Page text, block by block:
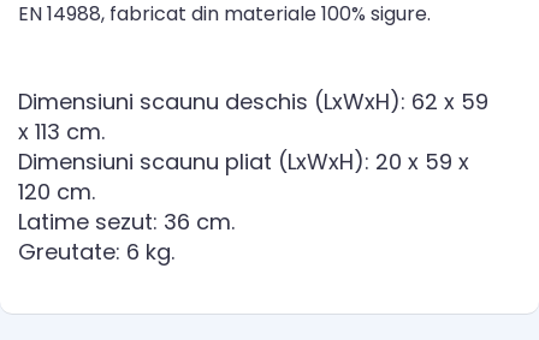
EN 14988, fabricat din materiale 100% sigure.
Dimensiuni scaunu deschis (LxWxH): 62 x 59
x 113 cm.
Dimensiuni scaunu pliat (LxWxH): 20 x 59 x
120 cm.
Latime sezut: 36 cm.
Greutate: 6 kg.